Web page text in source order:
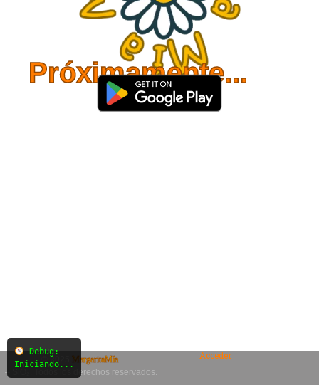
Próximamente...
© 2025
MargaritaMía
– SiO₂. Todos los derechos reservados.
Acceder
Debug:
Iniciando...